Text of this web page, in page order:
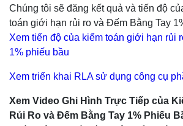
Chúng tôi sẽ đăng kết quả và tiến độ
toán giới hạn rủi ro và Đếm Bằng Tay
Xem tiến độ của kiểm toán giới hạn rủi
1% phiếu bầu
Xem triển khai RLA sử dụng công cụ
Xem Video Ghi Hình Trực Tiếp của
Rủi Ro và Đếm Bằng Tay 1% Phiếu